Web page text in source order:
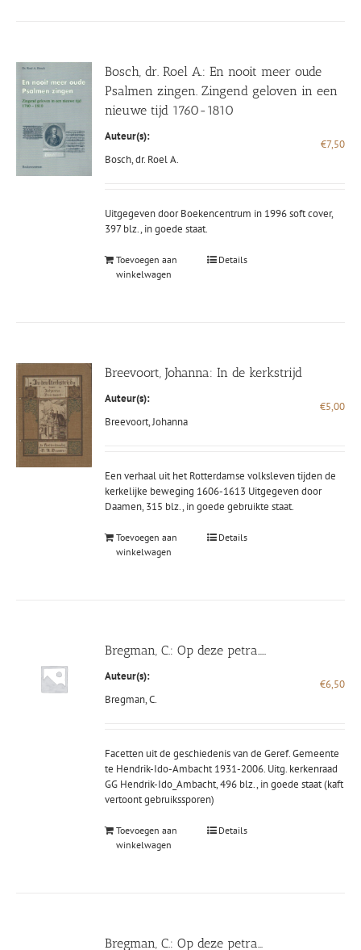
Bosch, dr. Roel A.: En nooit meer oude
Psalmen zingen. Zingend geloven in een
nieuwe tijd 1760-1810
Auteur(s):
Bosch, dr. Roel A.
€7,50
Uitgegeven door Boekencentrum in 1996 soft cover,
397 blz., in goede staat.
Toevoegen aan
winkelwagen
Details
Breevoort, Johanna: In de kerkstrijd
Auteur(s):
Breevoort, Johanna
€5,00
Een verhaal uit het Rotterdamse volksleven tijden de
kerkelijke beweging 1606-1613 Uitgegeven door
Daamen, 315 blz., in goede gebruikte staat.
Toevoegen aan
winkelwagen
Details
Bregman, C.: Op deze petra…..
Auteur(s):
Bregman, C.
€6,50
Facetten uit de geschiedenis van de Geref. Gemeente
te Hendrik-Ido-Ambacht 1931-2006. Uitg. kerkenraad
GG Hendrik-Ido_Ambacht, 496 blz., in goede staat (kaft
vertoont gebruikssporen)
Toevoegen aan
winkelwagen
Details
Bregman, C.: Op deze petra…